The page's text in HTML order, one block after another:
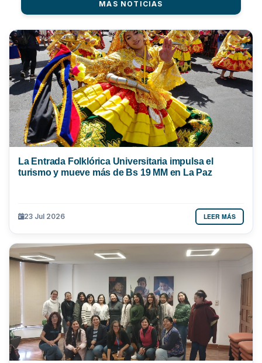
MÁS NOTICIAS
La Entrada Folklórica Universitaria impulsa el
turismo y mueve más de Bs 19 MM en La Paz
23 Jul 2026 LEER MÁS